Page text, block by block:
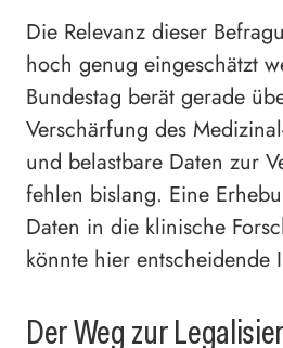
Die Relevanz dieser
hoch genug eingeschätzt
Bundestag berät gerade
Verschärfung des
und belastbare Daten zur
fehlen bislang. Eine
Daten in die klinische
könnte hier entscheidende
Der Weg zur